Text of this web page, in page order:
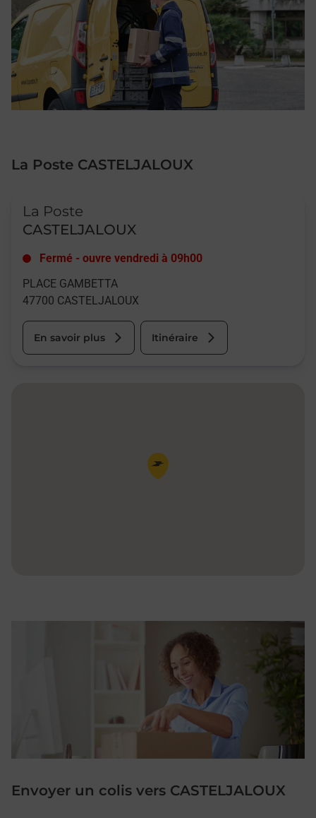
La Poste CASTELJALOUX
La Poste
CASTELJALOUX
Fermé - ouvre vendredi à 09h00
PLACE GAMBETTA
47700 CASTELJALOUX
En savoir plus Itinéraire
Pin de la carte
Envoyer un colis vers CASTELJALOUX